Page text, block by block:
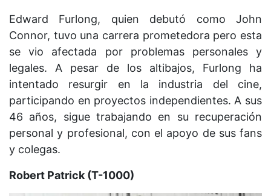
Edward Furlong, quien debutó como John
Connor, tuvo una carrera prometedora pero esta
se vio afectada por problemas personales y
legales. A pesar de los altibajos, Furlong ha
intentado resurgir en la industria del cine,
participando en proyectos independientes. A sus
46 años, sigue trabajando en su recuperación
personal y profesional, con el apoyo de sus fans
y colegas.
Robert Patrick (T-1000)